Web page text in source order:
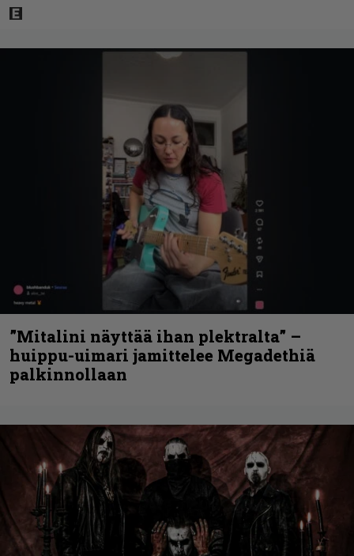
”Mitalini näyttää ihan plektralta” –
huippu-uimari jamittelee Megadethiä
palkinnollaan